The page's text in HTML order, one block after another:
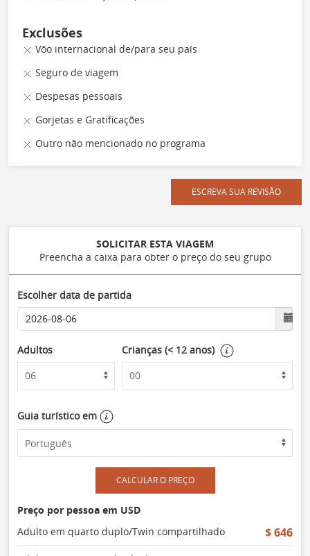
Exclusões
Vôo internacional de/para seu país
Seguro de viagem
Despesas pessoais
Gorjetas e Gratificações
Outro não mencionado no programa
ESCREVA SUA REVISÃO
SOLICITAR ESTA VIAGEM
Preencha a caixa para obter o preço do seu grupo
Escolher data de partida
Adultos Crianças (< 12 anos)
Guia turístico em
CALCULAR O PREÇO
Preço por pessoa em USD
Adulto em quarto duplo/Twin compartilhado
$ 646